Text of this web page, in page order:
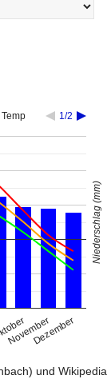
1/2
NovemberDezember
Niederschlag (mm)
und Wikipedia